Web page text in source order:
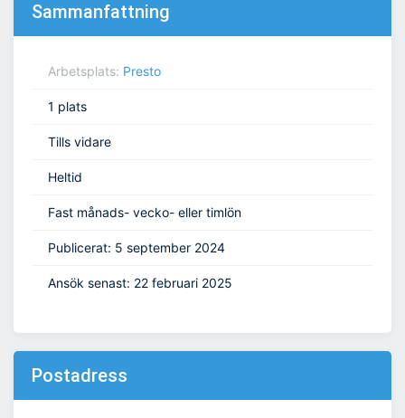
Sammanfattning
Arbetsplats: Presto
1 plats
Tills vidare
Heltid
Fast månads- vecko- eller timlön
Publicerat: 5 september 2024
Ansök senast: 22 februari 2025
Postadress